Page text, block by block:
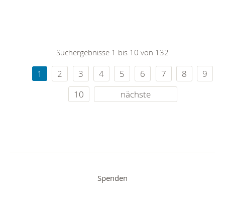
Suchergebnisse 1 bis 10 von 132
1 2 3 4 5 6 7 8
9
10
nächste
Spenden